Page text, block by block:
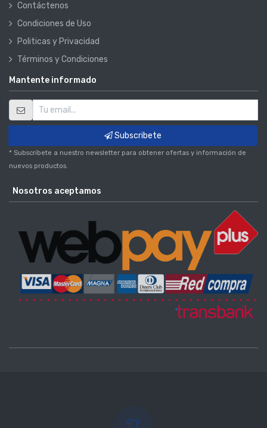
Contáctenos
Condiciones de Uso
Politicas y Privacidad
Términos y Condiciones
Mantente informado
Subscribete
* Subscribete a nuestro newsletter para obtener ofertas y información de
nuevos productos.
Nosotros aceptamos